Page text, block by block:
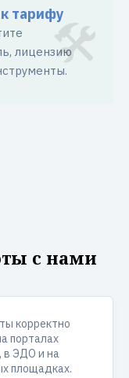
тарифу
лицензию
с нами
корректно
порталах
в ЭДО и на
площадках.